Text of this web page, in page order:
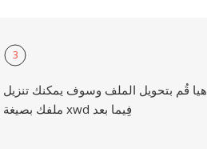
3
هيا قُم بتحويل الملف وسوف يمكنك تنزيل
ملفك بصيغة xwd فِيما بعد